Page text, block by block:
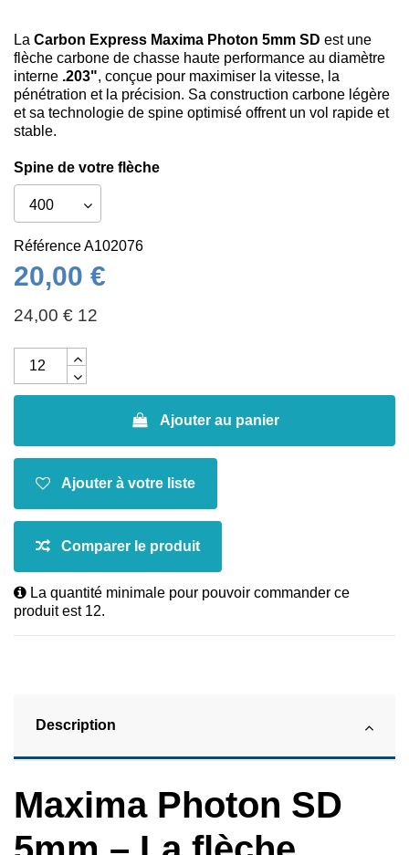
La Carbon Express Maxima Photon 5mm SD est une
flèche carbone de chasse haute performance au diamètre
interne .203", conçue pour maximiser la vitesse, la
pénétration et la précision. Sa construction carbone légère
et sa technologie de spine optimisé offrent un vol rapide et
stable.
Spine de votre flèche
RéférenceA102076
20,00 €
24,00 € 12
Ajouter au panier
La quantité minimale pour pouvoir commander ce
produit est 12.
Description
Maxima Photon SD